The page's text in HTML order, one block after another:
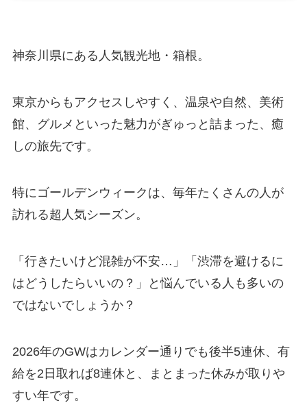
神奈川県にある人気観光地・箱根。
東京からもアクセスしやすく、温泉や自然、美術
館、グルメといった魅力がぎゅっと詰まった、癒
しの旅先です。
特にゴールデンウィークは、毎年たくさんの人が
訪れる超人気シーズン。
「行きたいけど混雑が不安…」「渋滞を避けるに
はどうしたらいいの？」と悩んでいる人も多いの
ではないでしょうか？
2026年のGWはカレンダー通りでも後半5連休、有
給を2日取れば8連休と、まとまった休みが取りや
すい年です。